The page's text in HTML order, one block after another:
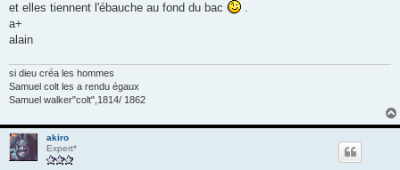
a
g
et elles tiennent l'ébauche au fond du bac
.
a+
alain
si dieu créa les hommes
Samuel colt les a rendu égaux
Samuel walker"colt",1814/ 1862
akiro
Expert*